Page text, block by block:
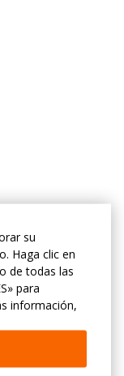
su
Haga clic en
de todas las
para
información,
категории
двуспальной
кроватями",
а также номера